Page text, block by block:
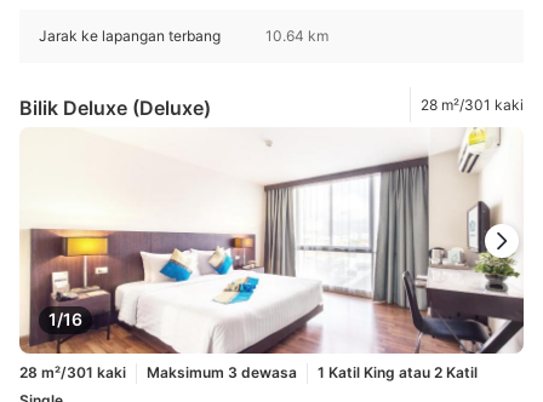
Jarak ke lapangan terbang 10.64 km
Bilik Deluxe (Deluxe) 28 m²/301 kaki
1/16
28 m²/301 kaki Maksimum 3 dewasa
1 Katil King atau 2 Katil